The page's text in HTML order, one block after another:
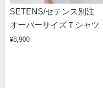
SETENS/セテンス別注
オーバーサイズＴシャツ
¥8,900